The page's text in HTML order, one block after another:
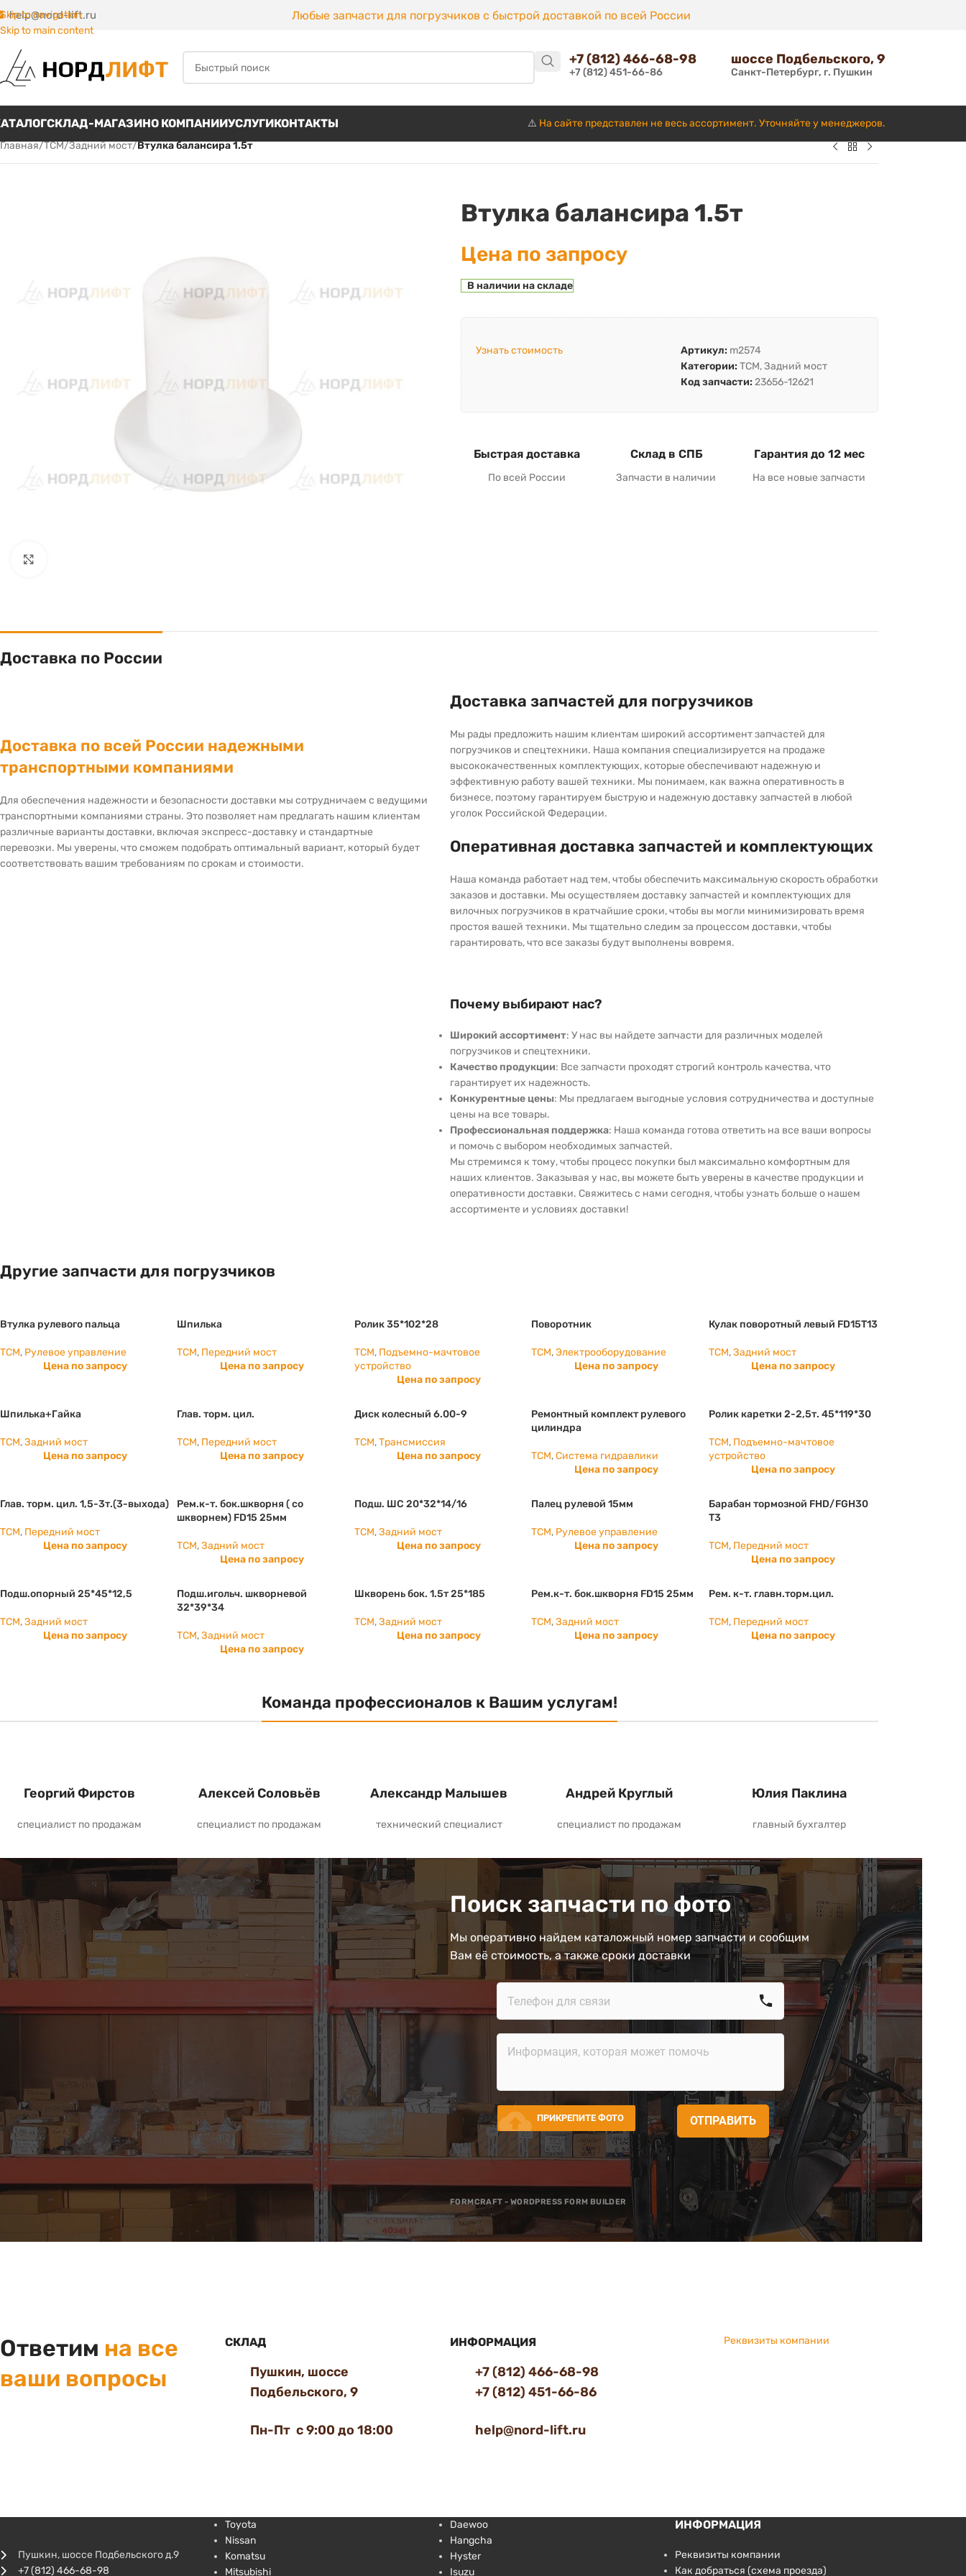
Skip to navigation
Skip to main content
help@nord-lift.ru Любые запчасти для погрузчиков с быстрой доставкой по всей России
+7 (812) 466-68-98
+7 (812) 451-66-86
шоссе Подбельского, 9
Санкт-Петербург, г. Пушкин
СКЛАД-МАГАЗИНО КОМПАНИИУСЛУГИКОНТАКТЫ ⚠️ На сайте представлен не весь ассортимент. Уточняйте у менеджеров.
Главная/TCM/Задний мост/Втулка балансира 1.5т
Втулка балансира 1.5т
Цена по запросу
В наличии на складе
Узнать стоимость Артикул: m2574
Категории: TCM, Задний мост
Код запчасти: 23656-12621
Быстрая доставка
По всей России
Склад в СПБ
Запчасти в наличии
Гарантия до 12 мес
На все новые запчасти
Доставка по России
Доставка по всей России надежными
транспортными компаниями
Для обеспечения надежности и безопасности доставки мы сотрудничаем с ведущими
транспортными компаниями страны. Это позволяет нам предлагать нашим клиентам
различные варианты доставки, включая экспресс-доставку и стандартные
перевозки. Мы уверены, что сможем подобрать оптимальный вариант, который будет
соответствовать вашим требованиям по срокам и стоимости.
Доставка запчастей для погрузчиков
Мы рады предложить нашим клиентам широкий ассортимент запчастей для
погрузчиков и спецтехники. Наша компания специализируется на продаже
высококачественных комплектующих, которые обеспечивают надежную и
эффективную работу вашей техники. Мы понимаем, как важна оперативность в
бизнесе, поэтому гарантируем быструю и надежную доставку запчастей в любой
уголок Российской Федерации.
Оперативная доставка запчастей и комплектующих
Наша команда работает над тем, чтобы обеспечить максимальную скорость обработки
заказов и доставки. Мы осуществляем доставку запчастей и комплектующих для
вилочных погрузчиков в кратчайшие сроки, чтобы вы могли минимизировать время
простоя вашей техники. Мы тщательно следим за процессом доставки, чтобы
гарантировать, что все заказы будут выполнены вовремя.
Почему выбирают нас?
Широкий ассортимент: У нас вы найдете запчасти для различных моделей
погрузчиков и спецтехники.
Качество продукции: Все запчасти проходят строгий контроль качества, что
гарантирует их надежность.
Конкурентные цены: Мы предлагаем выгодные условия сотрудничества и доступные
цены на все товары.
Профессиональная поддержка: Наша команда готова ответить на все ваши вопросы
и помочь с выбором необходимых запчастей.
Мы стремимся к тому, чтобы процесс покупки был максимально комфортным для
наших клиентов. Заказывая у нас, вы можете быть уверены в качестве продукции и
оперативности доставки. Свяжитесь с нами сегодня, чтобы узнать больше о нашем
ассортименте и условиях доставки!
Другие запчасти для погрузчиков
Втулка рулевого пальца
TCM, Рулевое управление
Цена по запросу
Шпилька
TCM, Передний мост
Цена по запросу
Ролик 35*102*28
TCM, Подъемно-мачтовое
устройство
Цена по запросу
Поворотник
TCM,Электрооборудование
Цена по запросу
Кулак поворотный левый FD15T13
TCM, Задний мост
Цена по запросу
Шпилька+Гайка
TCM,Задний мост
Цена по запросу
Глав. торм. цил.
TCM, Передний мост
Цена по запросу
Диск колесный 6.00-9
TCM,Трансмиссия
Цена по запросу
Ремонтный комплект рулевого
цилиндра
TCM,Система гидравлики
Цена по запросу
Ролик каретки 2-2,5т. 45*119*30
TCM, Подъемно-мачтовое
устройство
Цена по запросу
Глав. торм. цил. 1,5-3т.(3-выхода)
TCM, Передний мост
Цена по запросу
Рем.к-т. бок.шкворня ( со
шкворнем) FD15 25мм
TCM,Задний мост
Цена по запросу
Подш. ШС 20*32*14/16
TCM,Задний мост
Цена по запросу
Палец рулевой 15мм
TCM, Рулевое управление
Цена по запросу
Барабан тормозной FHD/FGH30
T3
TCM, Передний мост
Цена по запросу
Подш.опорный 25*45*12,5
TCM,Задний мост
Цена по запросу
Подш.игольч. шкворневой
32*39*34
TCM,Задний мост
Цена по запросу
Шкворень бок. 1.5т 25*185
TCM,Задний мост
Цена по запросу
Рем.к-т. бок.шкворня FD15 25мм
TCM,Задний мост
Цена по запросу
Рем. к-т. главн.торм.цил.
TCM, Передний мост
Цена по запросу
Команда профессионалов к Вашим услугам!
Георгий Фирстов
специалист по продажам
Алексей Соловьёв
специалист по продажам
Александр Малышев
технический специалист
Андрей Круглый
специалист по продажам
Юлия Паклина
главный бухгалтер
Поиск запчасти по фото
Мы оперативно найдем каталожный номер запчасти и сообщим
Вам её стоимость, а также сроки доставки
call
cloud_upload ПРИКРЕПИТЕ ФОТО ОТПРАВИТЬ
FORMCRAFT - WORDPRESS FORM BUILDER
Ответим на все
ваши вопросы
СКЛАД
Пушкин, шоссе
Подбельского, 9
Пн-Пт с 9:00 до 18:00
ИНФОРМАЦИЯ
+7 (812) 466-68-98
+7 (812) 451-66-86
help@nord-lift.ru
Реквизиты компании
Пушкин, шоссе Подбельского д.9
+7 (812) 466-68-98
Toyota
Nissan
Komatsu
Mitsubishi
Daewoo
Hangcha
Hyster
Isuzu
ИНФОРМАЦИЯ
Реквизиты компании
Как добраться (схема проезда)